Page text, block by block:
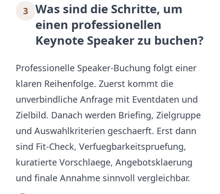
3
Was sind die Schritte, um
einen professionellen
Keynote Speaker zu buchen?
Professionelle Speaker-Buchung folgt einer
klaren Reihenfolge. Zuerst kommt die
unverbindliche Anfrage mit Eventdaten und
Zielbild. Danach werden Briefing, Zielgruppe
und Auswahlkriterien geschaerft. Erst dann
sind Fit-Check, Verfuegbarkeitspruefung,
kuratierte Vorschlaege, Angebotsklaerung
und finale Annahme sinnvoll vergleichbar.